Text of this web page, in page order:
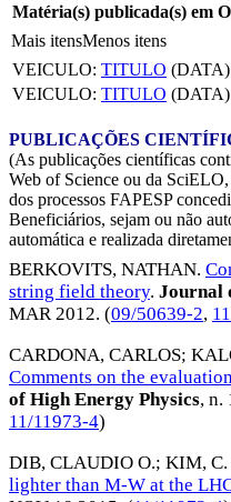
Matéria(s) publicada(s) em
Mais itensMenos itens
VEICULO: TITULO (DATA)
VEICULO: TITULO (DATA)
PUBLICAÇÕES
(As publicações científicas
Web of Science ou da
dos processos FAPESP
Beneficiários, sejam ou não
automática e realizada
BERKOVITS, NATHAN.
string field theory. Journal
MAR 2012. (09/50639-2,
CARDONA, CARLOS;
Comments on the
of High Energy Physics, n.
11/11973-4)
DIB, CLAUDIO O.; KIM, C.
lighter than M-W at the